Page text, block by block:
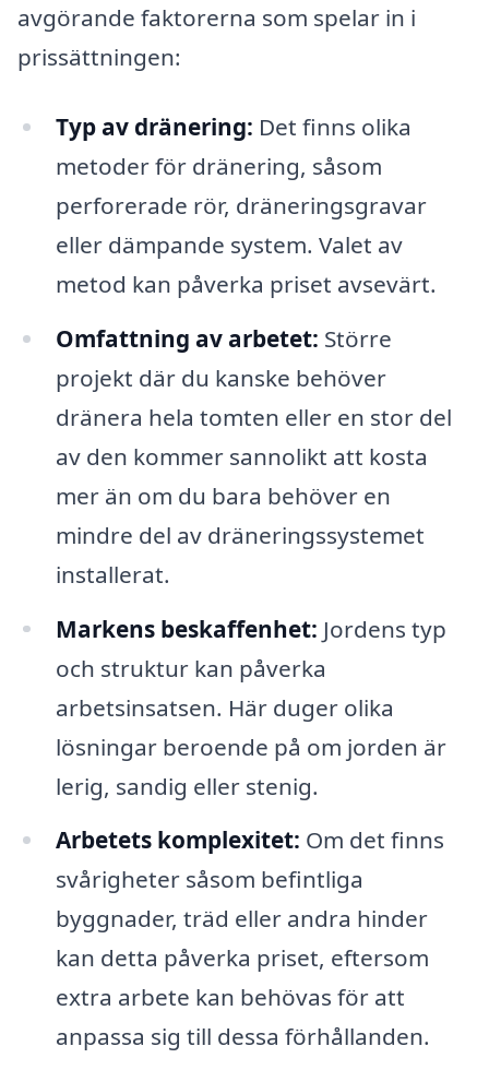
avgörande faktorerna som spelar in i
prissättningen:
Typ av dränering: Det finns olika
metoder för dränering, såsom
perforerade rör, dräneringsgravar
eller dämpande system. Valet av
metod kan påverka priset avsevärt.
Omfattning av arbetet: Större
projekt där du kanske behöver
dränera hela tomten eller en stor del
av den kommer sannolikt att kosta
mer än om du bara behöver en
mindre del av dräneringssystemet
installerat.
Markens beskaffenhet: Jordens typ
och struktur kan påverka
arbetsinsatsen. Här duger olika
lösningar beroende på om jorden är
lerig, sandig eller stenig.
Arbetets komplexitet: Om det finns
svårigheter såsom befintliga
byggnader, träd eller andra hinder
kan detta påverka priset, eftersom
extra arbete kan behövas för att
anpassa sig till dessa förhållanden.